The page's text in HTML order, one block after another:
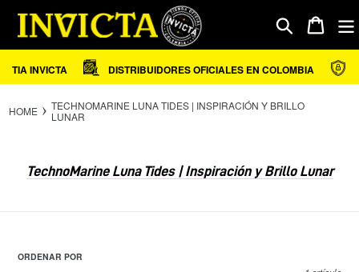
directamente
contenido
Buscar Carrito
INVICTA DISTRIBUIDORES OFICIALES EN COLOMBIA
HOME
TECHNOMARINE LUNA TIDES | INSPIRACIÓN Y BRILLO
LUNAR
C
c
TechnoMarine Luna Tides | Inspiración y Brillo Lunar
ORDENAR POR